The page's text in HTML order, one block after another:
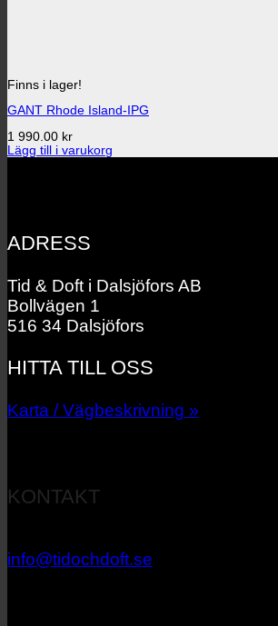
Finns i lager!
GANT Rhode Island-IPG
1 990.00 kr
Lägg till i varukorg
ADRESS
Tid & Doft i Dalsjöfors AB
Bollvägen 1
516 34 Dalsjöfors
HITTA TILL OSS
Karta / Vägbeskrivning »
KONTAKT
info@tidochdoft.se